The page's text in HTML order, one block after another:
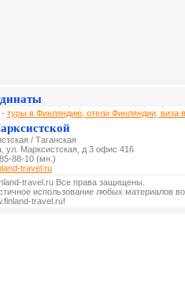
- туры в Финляндию, отели Финляндии, виза
/ Таганская
ул. Марксистская, д 3 офис 416
88-10 (мн.)
travel.ru
travel.ru Все права защищены.
использование любых материалов
travel.ru!